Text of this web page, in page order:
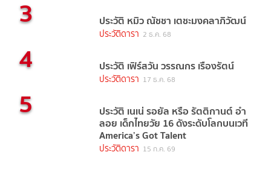
3 ประวัติ หมิว ณัชชา เตชะมงคลาภิวัฒน์
ประวัติดารา 2 ธ.ค. 68
4 ประวัติ เฟิร์สวัน วรรณกร เรืองรัตน์
ประวัติดารา 17 ธ.ค. 68
5 ประวัติ เนเน่ รอยัล หรือ รัตติกานต์ อำ
ลอย เด็กไทยวัย 16 ดังระดับโลกบนเวที
America’s Got Talent
ประวัติดารา 15 ก.ค. 69